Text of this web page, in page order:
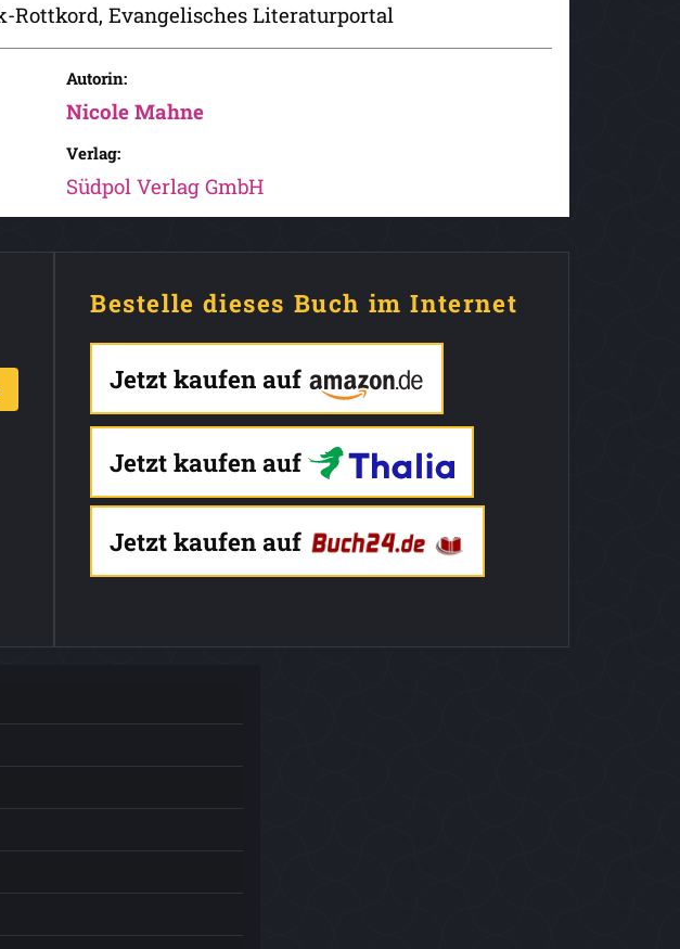
Rottkord, Evangelisches Literaturportal
Autorin:
Nicole Mahne
Verlag:
Südpol Verlag GmbH
Bestelle dieses Buch im Internet
Jetzt kaufen auf
Jetzt kaufen auf
Jetzt kaufen auf